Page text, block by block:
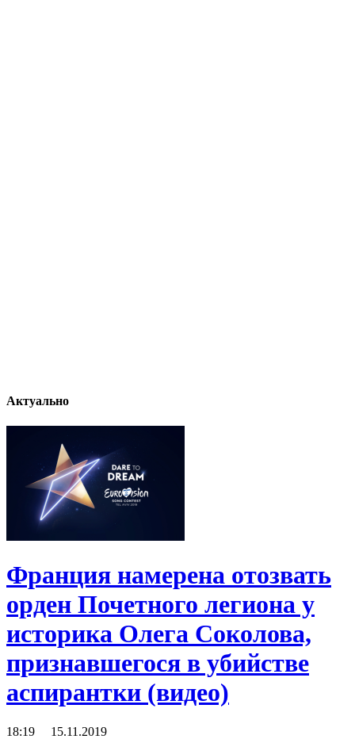
Актуально
Франция намерена отозвать
орден Почетного легиона у
историка Олега Соколова,
признавшегося в убийстве
аспирантки (видео)
18:19 15.11.2019